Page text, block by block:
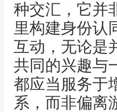
种交汇，它并
里构建身份认
互动，无论是
共同的兴趣与
都应当服务于
系，而非偏离